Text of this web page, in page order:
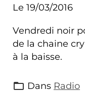
Le 19/03/2016
Vendredi noir
de la chaine
à la baisse.
Dans Radio